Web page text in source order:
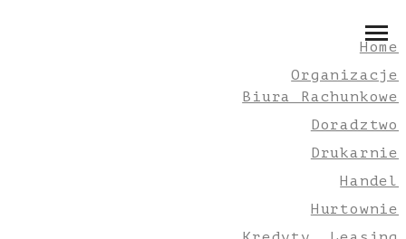
Home
Organizacje
Biura Rachunkowe
Doradztwo
Drukarnie
Handel
Hurtownie